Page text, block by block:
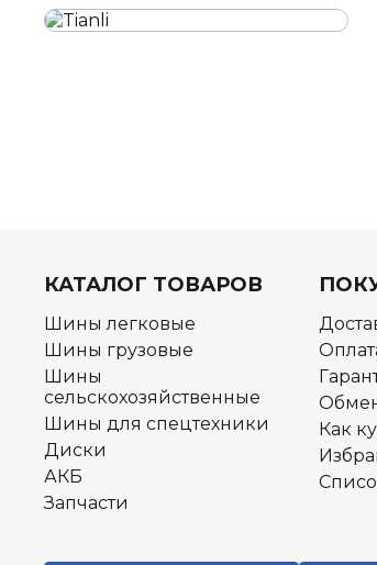
КАТАЛОГ ТОВАРОВ
Шины легковые
Шины грузовые
Шины
сельскохозяйственные
Шины для спецтехники
Диски
АКБ
Запчасти
Как